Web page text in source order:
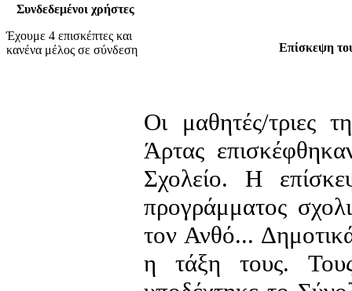
Συνδεδεμένοι χρήστες
Έχουμε 4 επισκέπτες και
κανένα μέλος σε σύνδεση
Επίσκεψη
Οι μαθητές/τριες
Άρτας
Σχολείο. Η
προγράμματος
τον Ανθό...
η τάξη τους. Τους